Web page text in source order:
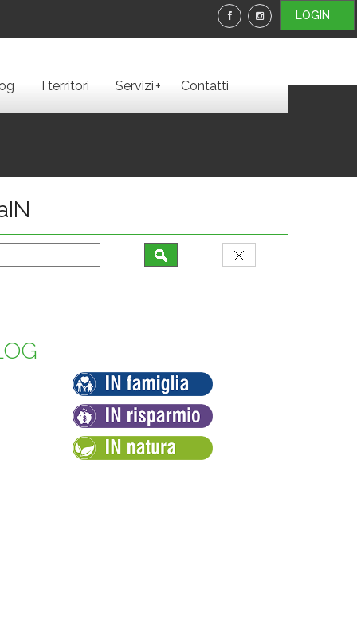
LOGIN
I territori Servizi+ Contatti